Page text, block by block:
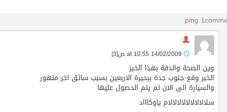
1 ping
[3]
وين الصحة والدقة بهذا الخبر
الخبر وقع جنوب جدة ببحيرة الاربعين بسبب سائق اخر متهور
والسيارة الى الان لم يتم الحصول عليها
سلالالالالالالالالام ياوكاااد